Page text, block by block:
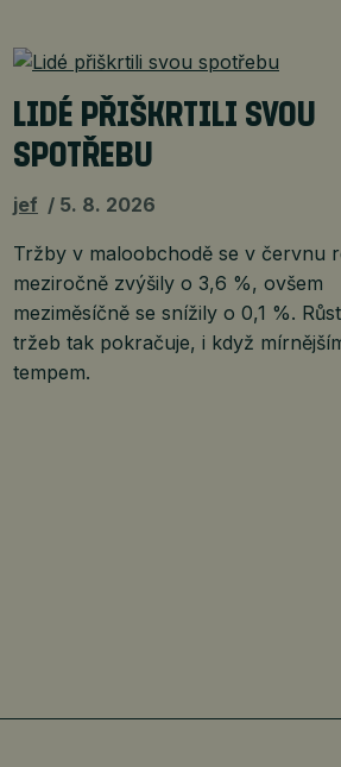
LIDÉ PŘIŠKRTILI SVOU
SPOTŘEBU
jef 5. 8. 2026
Tržby v maloobchodě se v červnu
meziročně zvýšily o 3,6 %, ovšem
meziměsíčně se snížily o 0,1 %. Růst
tržeb tak pokračuje, i když
tempem.